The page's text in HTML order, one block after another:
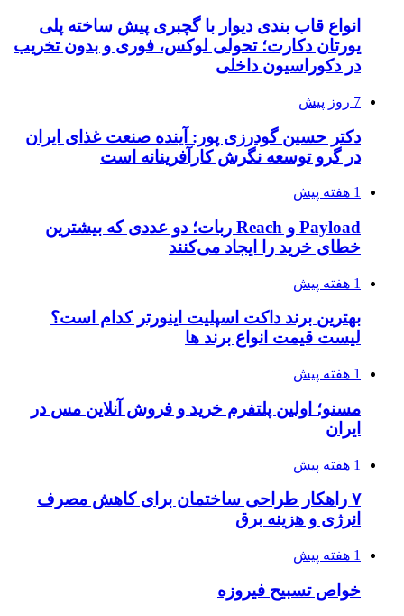
انواع قاب بندی دیوار با گچبری پیش ساخته پلی
یورتان دکارت؛ تحولی لوکس، فوری و بدون تخریب
در دکوراسیون داخلی
7 روز پیش
دکتر حسین گودرزی پور: آینده صنعت غذای ایران
در گرو توسعه نگرش کارآفرینانه است
1 هفته پیش
Payload و Reach ربات؛ دو عددی که بیشترین
خطای خرید را ایجاد می‌کنند
1 هفته پیش
بهترین برند داکت اسپلیت اینورتر کدام است؟
لیست قیمت انواع برند ها
1 هفته پیش
مسنو؛ اولین پلتفرم خرید و فروش آنلاین مس در
ایران
1 هفته پیش
۷ راهکار طراحی ساختمان برای کاهش مصرف
انرژی و هزینه برق
1 هفته پیش
خواص تسبیح فیروزه